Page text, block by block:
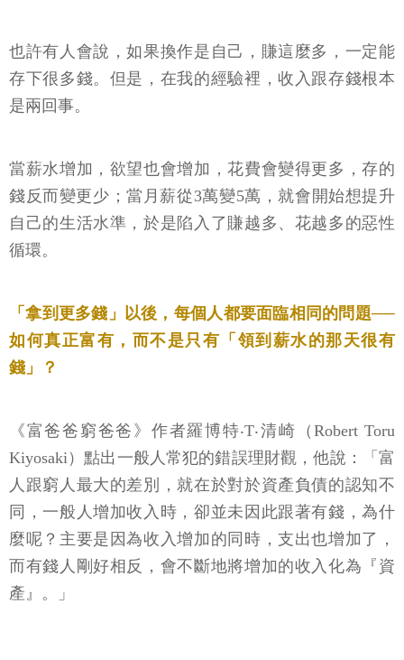
也許有人會說，如果換作是自己，賺這麼多，一定能
存下很多錢。但是，在我的經驗裡，收入跟存錢根本
是兩回事。
當薪水增加，欲望也會增加，花費會變得更多，存的
錢反而變更少；當月薪從3萬變5萬，就會開始想提升
自己的生活水準，於是陷入了賺越多、花越多的惡性
循環。
「拿到更多錢」以後，每個人都要面臨相同的問題──
如何真正富有，而不是只有「領到薪水的那天很有
錢」？
《富爸爸窮爸爸》作者羅博特‧T‧清崎（Robert Toru
Kiyosaki）點出一般人常犯的錯誤理財觀，他說：「富
人跟窮人最大的差別，就在於對於資產負債的認知不
同，一般人增加收入時，卻並未因此跟著有錢，為什
麼呢？主要是因為收入增加的同時，支出也增加了，
而有錢人剛好相反，會不斷地將增加的收入化為『資
產』。」